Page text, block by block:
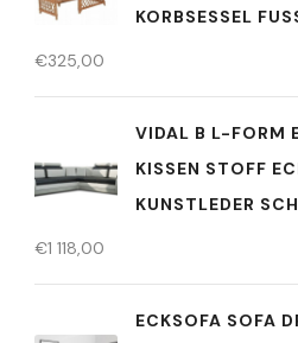
KORBSESSEL
€325,00
VIDAL B L-FORM
KISSEN STOFF
KUNSTLEDER
€1 118,00
ECKSOFA SOFA